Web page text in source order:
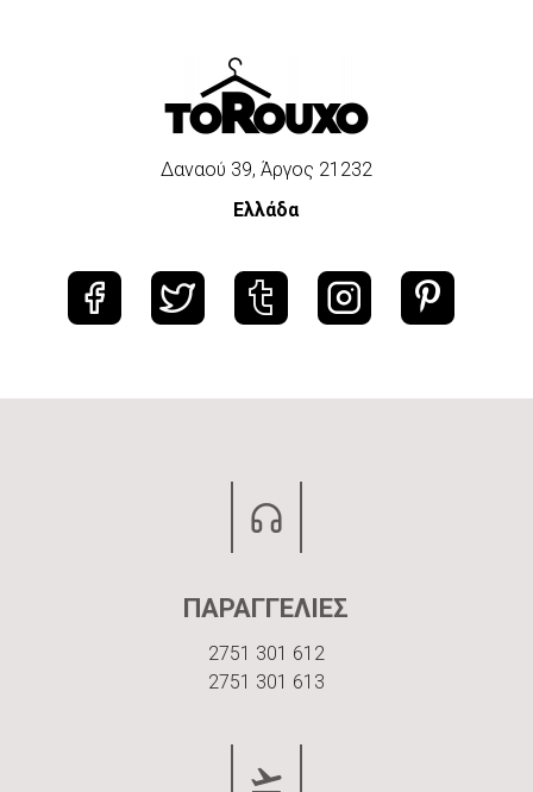
Δαναού 39, Άργος 21232
Ελλάδα
ΠΑΡΑΓΓΕΛΙΕΣ
2751 301 612
2751 301 613